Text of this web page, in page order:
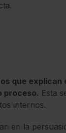
que explican
proceso. Esta
internos.
en la